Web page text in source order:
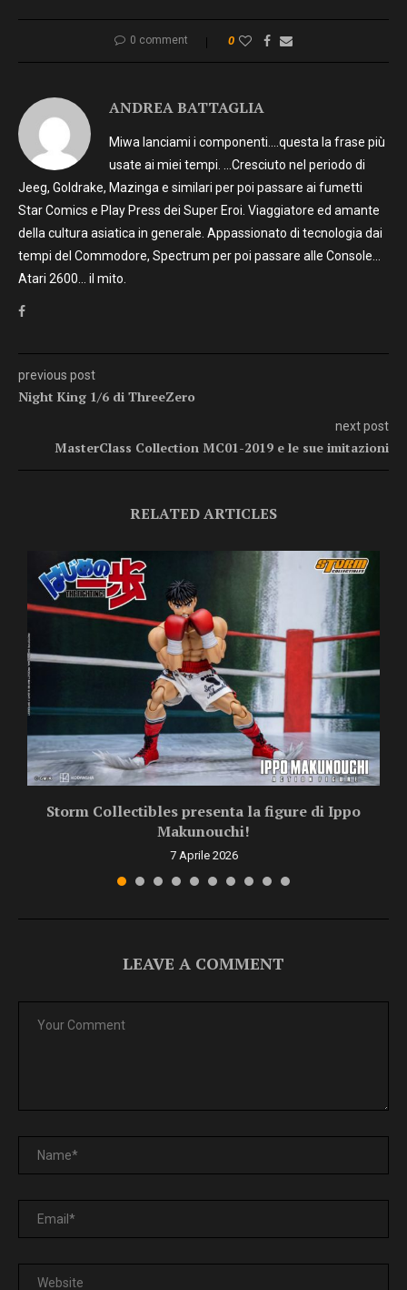
0 comment 0
ANDREA BATTAGLIA
Miwa lanciami i componenti….questa la frase più
usate ai miei tempi. …Cresciuto nel periodo di
Jeeg, Goldrake, Mazinga e similari per poi passare ai fumetti
Star Comics e Play Press dei Super Eroi. Viaggiatore ed amante
della cultura asiatica in generale. Appassionato di tecnologia dai
tempi del Commodore, Spectrum per poi passare alle Console…
Atari 2600… il mito.
previous post
Night King 1/6 di ThreeZero
next post
MasterClass Collection MC01-2019 e le sue imitazioni
RELATED ARTICLES
Storm Collectibles presenta la figure di Ippo
Makunouchi!
7 Aprile 2026
LEAVE A COMMENT